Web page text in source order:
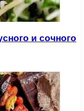
и сочного